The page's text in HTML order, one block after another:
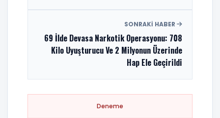
SONRAKI HABER
69 İlde Devasa Narkotik Operasyonu: 708
Kilo Uyuşturucu Ve 2 Milyonun Üzerinde
Hap Ele Geçirildi
Deneme